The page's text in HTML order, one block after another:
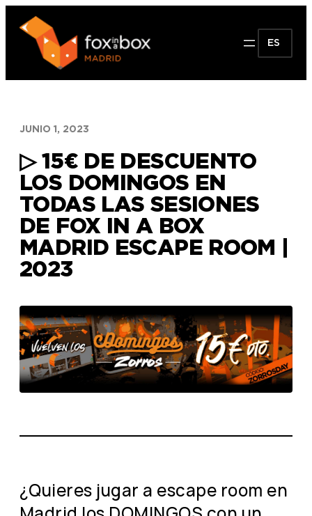
Saltar
contenido
ES
JUNIO 1, 2023
▷ 15€ DE DESCUENTO
LOS DOMINGOS EN
TODAS LAS SESIONES
DE FOX IN A BOX
MADRID ESCAPE ROOM |
2023
¿Quieres jugar a escape room en